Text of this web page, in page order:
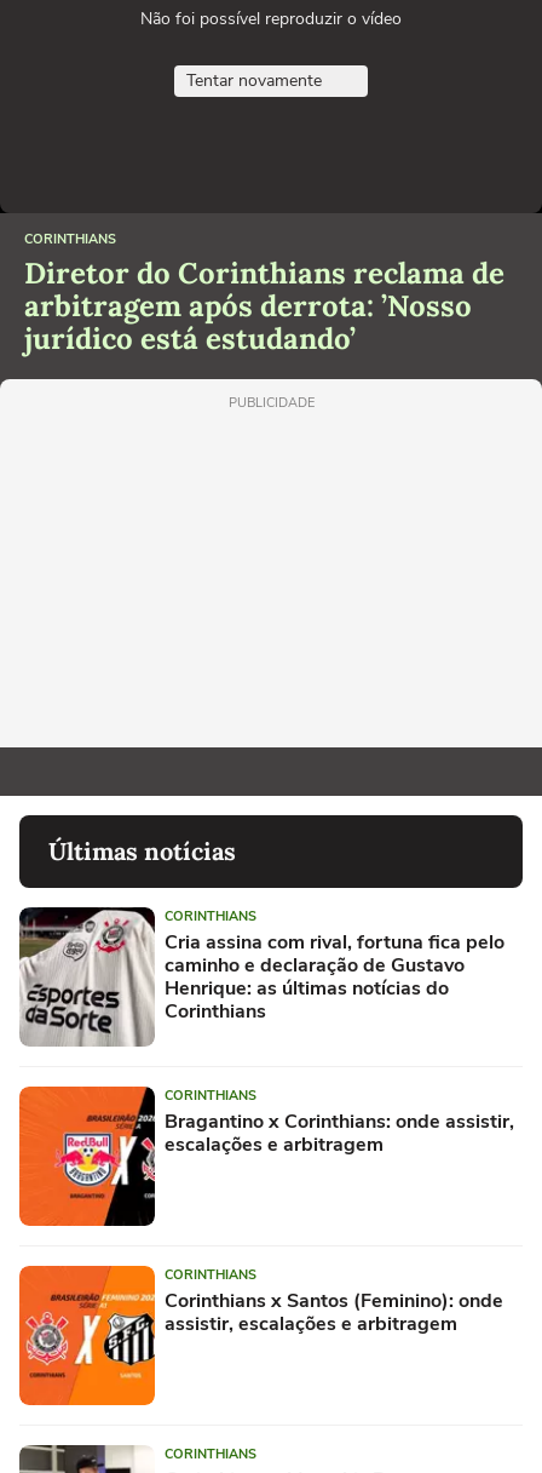
Não foi possível reproduzir o vídeo
Tentar novamente
CORINTHIANS
Diretor do Corinthians reclama de
arbitragem após derrota: ’Nosso
jurídico está estudando’
PUBLICIDADE
Últimas notícias
CORINTHIANS
Cria assina com rival, fortuna fica pelo
caminho e declaração de Gustavo
Henrique: as últimas notícias do
Corinthians
CORINTHIANS
Bragantino x Corinthians: onde assistir,
escalações e arbitragem
CORINTHIANS
Corinthians x Santos (Feminino): onde
assistir, escalações e arbitragem
CORINTHIANS